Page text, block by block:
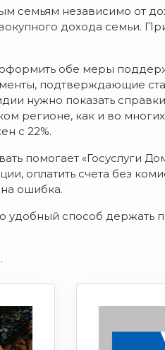
семьям независимо от
дохода семьи.
обе меры
подтверждающие
нужно показать
регионе, как и во
с 22%.
помогает «Госуслуги
оплатить счета без
ошибка.
удобный способ держать